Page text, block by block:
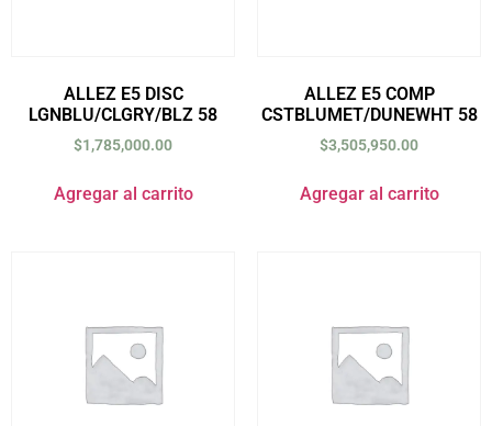
ALLEZ E5 DISC
LGNBLU/CLGRY/BLZ 58
$1,785,000.00
Agregar al carrito
ALLEZ E5 COMP
CSTBLUMET/DUNEWHT 58
$3,505,950.00
Agregar al carrito